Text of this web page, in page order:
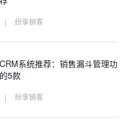
| 纷享销客
系统推荐：销售漏斗管理功
5款
| 纷享销客